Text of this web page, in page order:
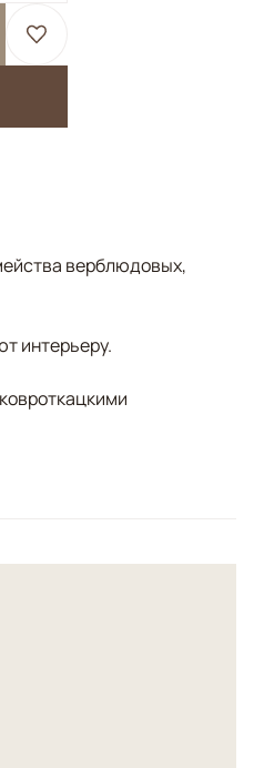
верблюдовых,
интерьеру.
в Андах . Ковры из
текстурой и